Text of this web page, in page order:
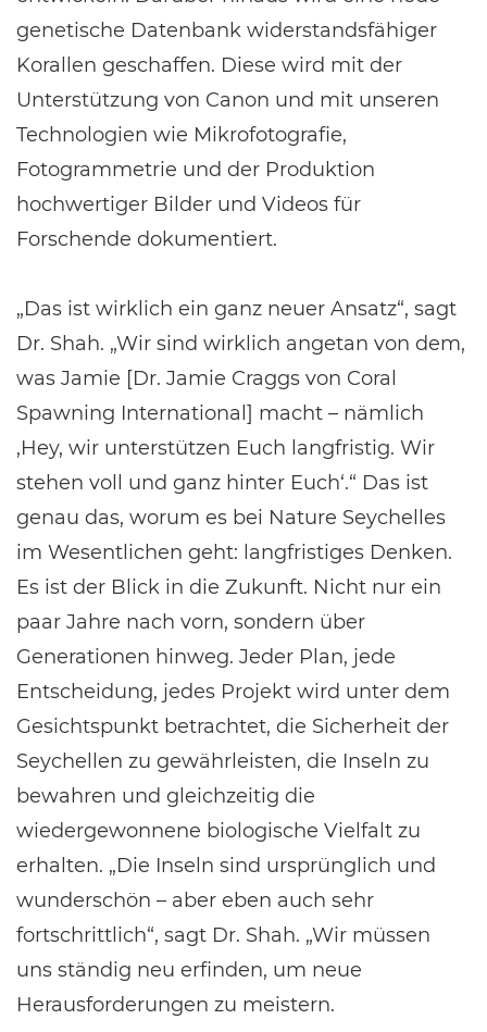
genetische Datenbank widerstandsfähiger
Korallen geschaffen. Diese wird mit der
Unterstützung von Canon und mit unseren
Technologien wie Mikrofotografie,
Fotogrammetrie und der Produktion
hochwertiger Bilder und Videos für
Forschende dokumentiert.
„Das ist wirklich ein ganz neuer Ansatz“, sagt
Dr. Shah. „Wir sind wirklich angetan von dem,
was Jamie [Dr. Jamie Craggs von Coral
Spawning International] macht – nämlich
‚Hey, wir unterstützen Euch langfristig. Wir
stehen voll und ganz hinter Euch‘.“ Das ist
genau das, worum es bei Nature Seychelles
im Wesentlichen geht: langfristiges Denken.
Es ist der Blick in die Zukunft. Nicht nur ein
paar Jahre nach vorn, sondern über
Generationen hinweg. Jeder Plan, jede
Entscheidung, jedes Projekt wird unter dem
Gesichtspunkt betrachtet, die Sicherheit der
Seychellen zu gewährleisten, die Inseln zu
bewahren und gleichzeitig die
wiedergewonnene biologische Vielfalt zu
erhalten. „Die Inseln sind ursprünglich und
wunderschön – aber eben auch sehr
fortschrittlich“, sagt Dr. Shah. „Wir müssen
uns ständig neu erfinden, um neue
Herausforderungen zu meistern.